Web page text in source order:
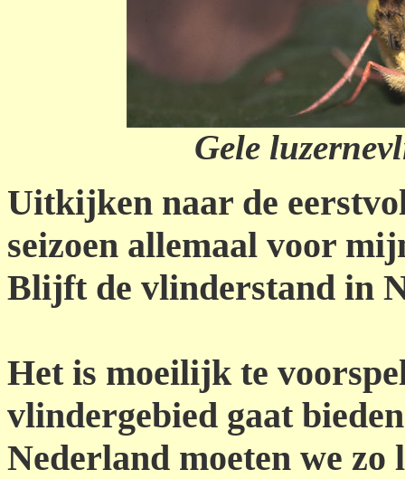
Gele
Uitkijken naar de
seizoen allemaal voor
Blijft de vlinderstand in
Het is moeilijk te
vlindergebied gaat
Nederland moeten we zo